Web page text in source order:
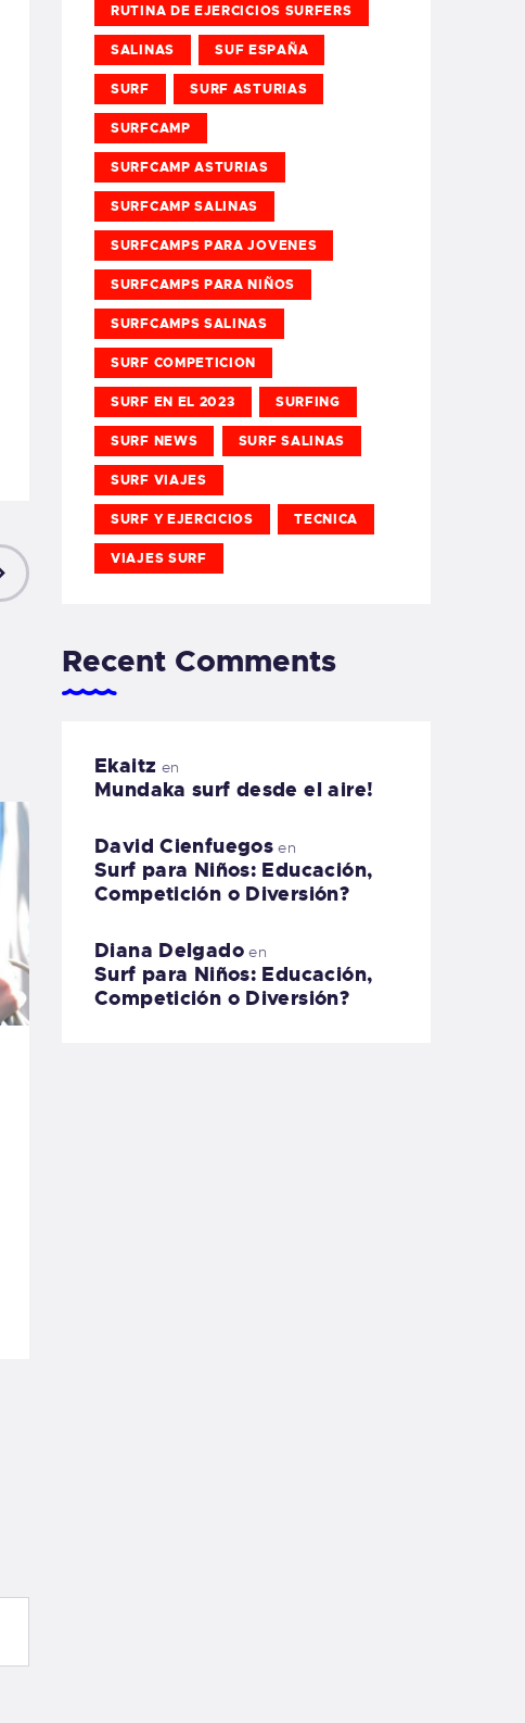
RUTINA DE EJERCICIOS SURFERS
SALINAS SUF ESPAÑA
SURF SURF ASTURIAS
SURFCAMP
SURFCAMP ASTURIAS
SURFCAMP SALINAS
SURFCAMPS PARA JOVENES
SURFCAMPS PARA NIÑOS
SURFCAMPS SALINAS
SURF COMPETICION
SURF EN EL 2023 SURFING
SURF NEWS SURF SALINAS
SURF VIAJES
SURF Y EJERCICIOS TECNICA
VIAJES SURF
Recent Comments
Ekaitz en
Mundaka surf desde el aire!
David Cienfuegos en
Surf para Niños: Educación,
Competición o Diversión?
Diana Delgadoen
Surf para Niños: Educación,
Competición o Diversión?